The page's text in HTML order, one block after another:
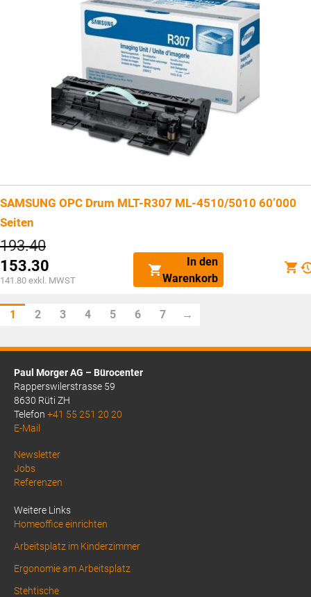
SAMSUNG OPC Drum MLT-R307 ML-4510/5010 60’000
Seiten
193.40Ursprünglicher
Preis
war:
CHF193.40
153.30
Aktueller
ist:
CHF153.30.
141.80 exkl. MWST
In den
Warenkorb
1 2 3 4 5 6 7 →
Paul Morger AG – Bürocenter
Rapperswilerstrasse 59
8630 Rüti ZH
Telefon +41 55 251 20 20
E-Mail
Above
Footer
Newsletter
Jobs
Referenzen
Weitere Links
Homeoffice einrichten
Arbeitsplatz im Kinderzimmer
Ergonomie am Arbeitsplatz
Stehtische